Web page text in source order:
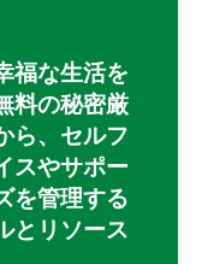
福な生活を
料の秘密厳
ら、セルフ
スやサポー
を管理する
とリソース